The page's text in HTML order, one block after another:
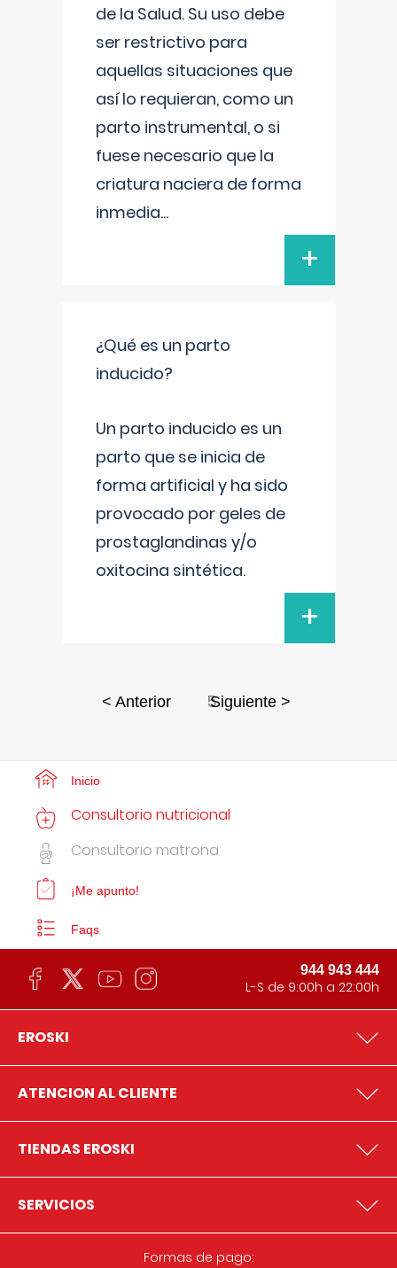
de la Salud. Su uso debe
ser restrictivo para
aquellas situaciones que
así lo requieran, como un
parto instrumental, o si
fuese necesario que la
criatura naciera de forma
inmedia...
+
¿Qué es un parto
inducido?
Un parto inducido es un
parto que se inicia de
forma artificial y ha sido
provocado por geles de
prostaglandinas y/o
oxitocina sintética.
+
< Anterior 5
Siguiente >
Inicio
Consultorio nutricional
Consultorio matrona
¡Me apunto!
Faqs
944 943 444
L-S de 9:00h a 22:00h
EROSKI
ATENCION AL CLIENTE
TIENDAS EROSKI
SERVICIOS
Formas de pago: